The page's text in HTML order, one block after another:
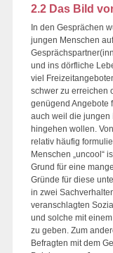
2.2 Das Bild
In den Gesprächen
jungen Menschen
und ins dörfliche
viel
schwer zu erreichen
genügend Angebote
auch weil die jungen
hingehen wollen.
relativ häufig
Menschen „uncool“
Grund für eine
Gründe für diese
in zwei
veranschlagten
und solche mit
zu geben. Zum
Befragten mit dem